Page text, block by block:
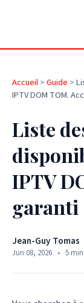
Accueil>Guide >
IPTV DOM TOM.
Liste
IPTV
garanti
Jean-Guy Tomas
Jun 08, 2026 • 5